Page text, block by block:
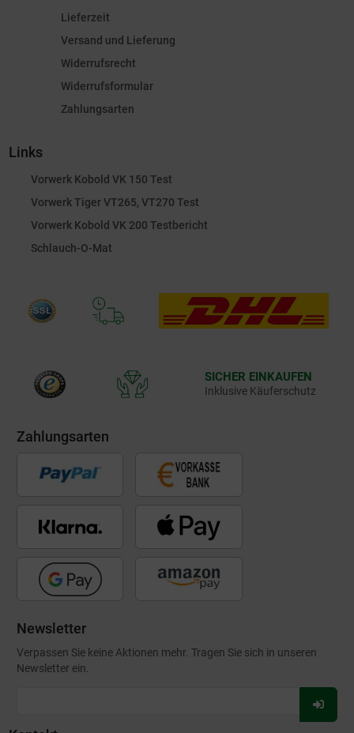
Lieferzeit
Versand und Lieferung
Widerrufsrecht
Widerrufsformular
Zahlungsarten
Links
Vorwerk Kobold VK 150 Test
Vorwerk Tiger VT265, VT270 Test
Vorwerk Kobold VK 200 Testbericht
Schlauch-O-Mat
SICHER EINKAUFEN
Inklusive Käuferschutz
Zahlungsarten
Newsletter
Verpassen Sie keine Aktionen mehr. Tragen Sie sich in unseren
Newsletter ein.
Für